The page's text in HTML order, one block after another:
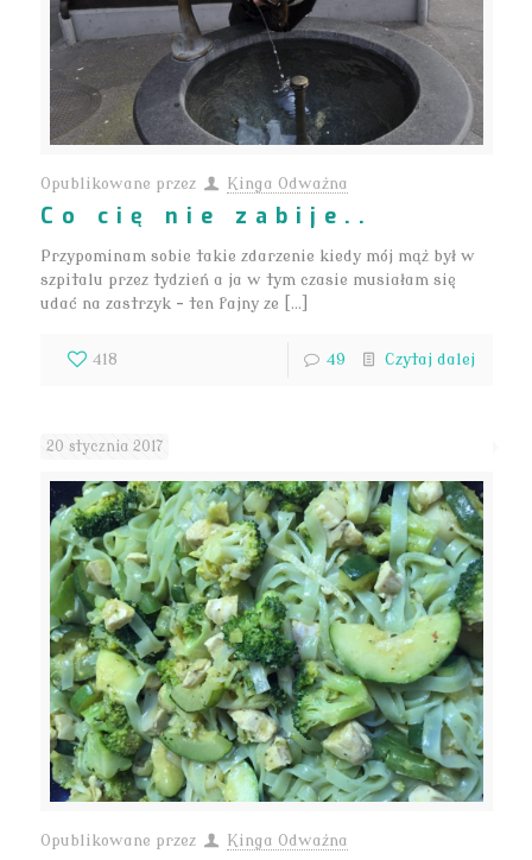
Opublikowane przez Kinga Odważna
Co cię nie zabije..
Przypominam sobie takie zdarzenie kiedy mój mąż był w
szpitalu przez tydzień a ja w tym czasie musiałam się
udać na zastrzyk – ten fajny ze […]
418 49 Czytaj dalej
20 stycznia 2017
Opublikowane przez Kinga Odważna